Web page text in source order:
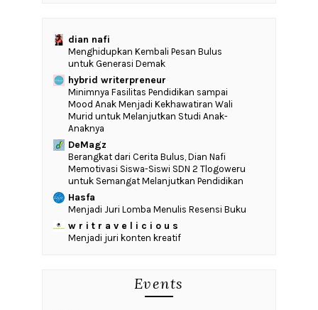
dian nafi
Menghidupkan Kembali Pesan Bulus
untuk Generasi Demak
hybrid writerpreneur
‎Minimnya Fasilitas Pendidikan sampai
Mood Anak Menjadi Kekhawatiran Wali
Murid untuk Melanjutkan Studi Anak-
Anaknya
DeMagz
‎Berangkat dari Cerita Bulus, Dian Nafi
Memotivasi Siswa-Siswi SDN 2 Tlogoweru
untuk Semangat Melanjutkan Pendidikan
Hasfa
Menjadi Juri Lomba Menulis Resensi Buku
w r i t r a v e l i c i o u s
Menjadi juri konten kreatif
Events